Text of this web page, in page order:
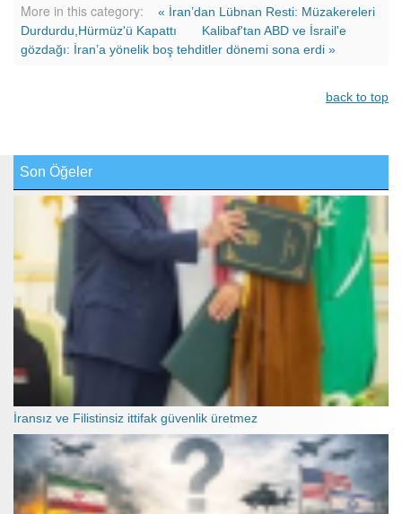
More in this category:
« İran’dan Lübnan Resti: Müzakereleri
Durdurdu,Hürmüz'ü Kapattı
Kalibaf'tan ABD ve İsrail'e
gözdağı: İran’a yönelik boş tehditler dönemi sona erdi »
back to top
Son Öğeler
İransız ve Filistinsiz ittifak güvenlik üretmez